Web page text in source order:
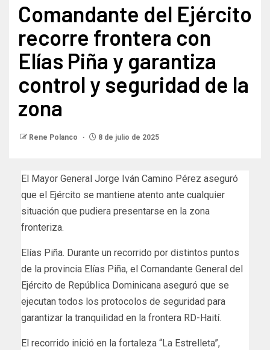
Comandante del Ejército
recorre frontera con
Elías Piña y garantiza
control y seguridad de la
zona
Rene Polanco 8 de julio de 2025
El Mayor General Jorge Iván Camino Pérez aseguró
que el Ejército se mantiene atento ante cualquier
situación que pudiera presentarse en la zona
fronteriza.
Elías Piña. Durante un recorrido por distintos puntos
de la provincia Elías Piña, el Comandante General del
Ejército de República Dominicana aseguró que se
ejecutan todos los protocolos de seguridad para
garantizar la tranquilidad en la frontera RD-Haití.
El recorrido inició en la fortaleza “La Estrelleta”,